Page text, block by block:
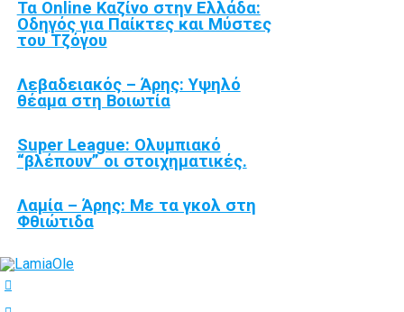
Τα Online Καζίνο στην Ελλάδα:
Οδηγός για Παίκτες και Μύστες
του Τζόγου
Λεβαδειακός – Άρης: Υψηλό
θέαμα στη Βοιωτία
Super League: Ολυμπιακό
“βλέπουν” οι στοιχηματικές.
Λαμία – Άρης: Με τα γκολ στη
Φθιώτιδα